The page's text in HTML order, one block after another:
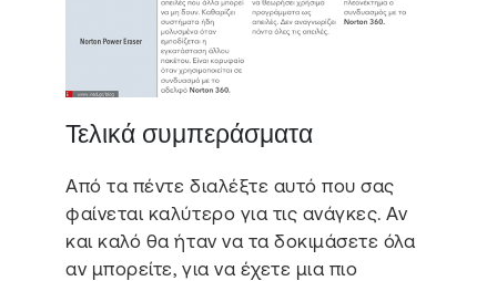
Τελικά συμπεράσματα
Από τα πέντε διαλέξτε αυτό που σας
φαίνεται καλύτερο για τις ανάγκες. Αν
και καλό θα ήταν να τα δοκιμάσετε όλα
αν μπορείτε, για να έχετε μια πιο